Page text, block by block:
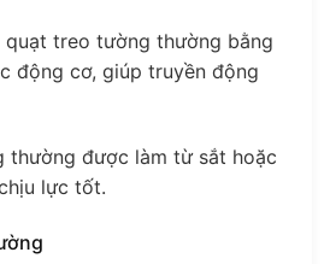
treo tường thường bằng
động cơ, giúp truyền động
thường được làm từ sắt hoặc
lực tốt.